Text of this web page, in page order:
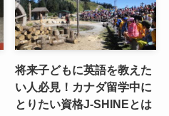
将来子どもに英語を教えた
い人必見！カナダ留学中に
とりたい資格J-SHINEとは